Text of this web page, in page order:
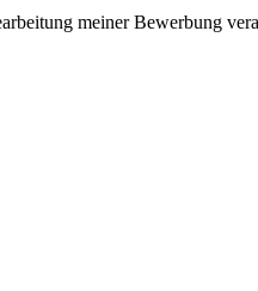
meiner Bewerbung